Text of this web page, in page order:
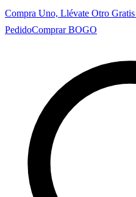
Compra Uno, Llévate Otro
PedidoComprar BOGO